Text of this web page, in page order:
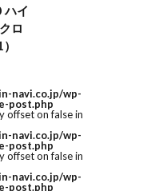
ハイ
ロ
navi.co.jp/wp-
post.php
offset on false in
navi.co.jp/wp-
post.php
offset on false in
navi.co.jp/wp-
post.php